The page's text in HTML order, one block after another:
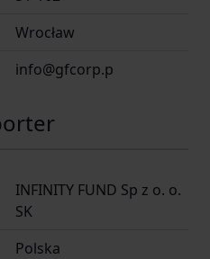
Wrocław
info@gfcorp.p
INFINITY FUND Sp z o. o.
SK
Polska